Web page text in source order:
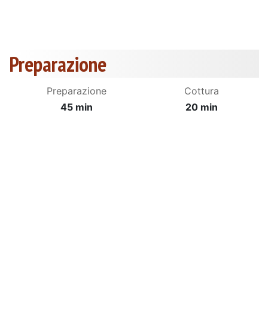
Preparazione
Preparazione
45 min
Cottura
20 min